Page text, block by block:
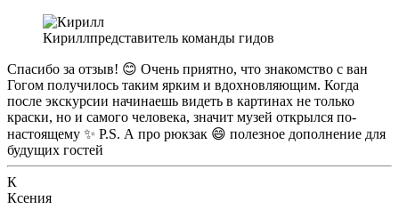
Кириллпредставитель команды гидов
Спасибо за отзыв! 😊 Очень приятно, что знакомство с ван
Гогом получилось таким ярким и вдохновляющим. Когда
после экскурсии начинаешь видеть в картинах не только
краски, но и самого человека, значит музей открылся по-
настоящему ✨ P.S. А про рюкзак 😄 полезное дополнение для
будущих гостей
К
Ксения